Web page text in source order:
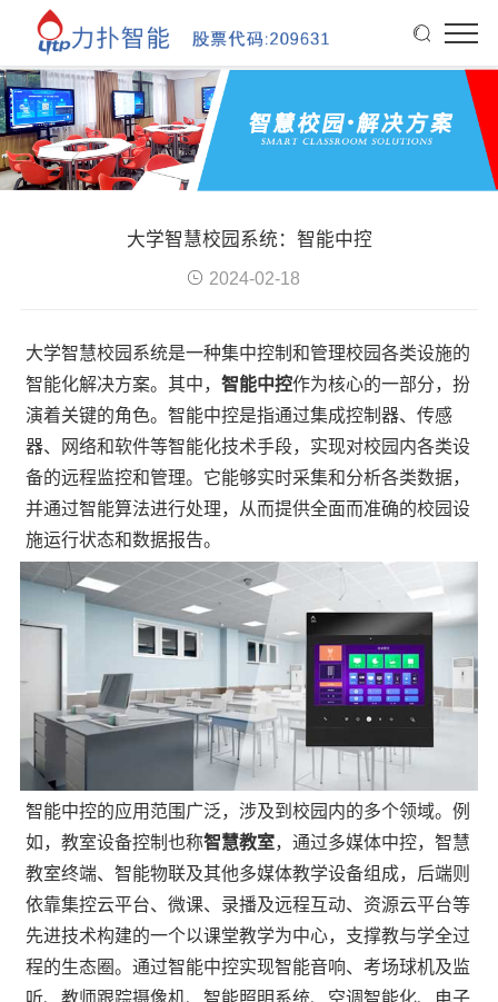
大学智慧校园系统：智能中控
2024-02-18
大学智慧校园系统是一种集中控制和管理校园各类设施的
智能化解决方案。其中， 智能中控作为核心的一部分，扮
演着关键的角色。智能中控是指通过集成控制器、传感
器、网络和软件等智能化技术手段，实现对校园内各类设
备的远程监控和管理。它能够实时采集和分析各类数据，
并通过智能算法进行处理，从而提供全面而准确的校园设
施运行状态和数据报告。
智能中控的应用范围广泛，涉及到校园内的多个领域。例
如，教室设备控制也称智慧教室，通过多媒体中控，智慧
教室终端、智能物联及其他多媒体教学设备组成，后端则
依靠集控云平台、微课、录播及远程互动、资源云平台等
先进技术构建的一个以课堂教学为中心，支撑教与学全过
程的生态圈。通过智能中控实现智能音响、考场球机及监
听、教师跟踪摄像机、智能照明系统、空调智能化、电子